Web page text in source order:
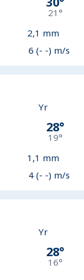
21 °
2,1 mm
6 (- -) m/s
Yr
28°
19°
1,1 mm
4 (- -) m/s
Yr
28°
16°